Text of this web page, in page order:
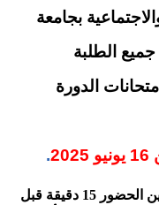
بجامعة
الطلبة
الدورة
.
وعليه، يتعين على جميع الطلبة الممتحنين الحضور 15 دقيقة قبل